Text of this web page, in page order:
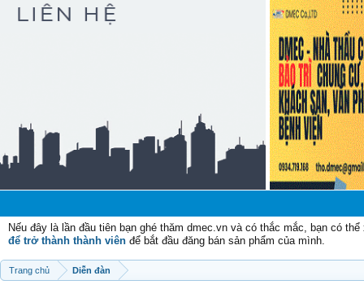
Nếu đây là lần đầu tiên bạn ghé thăm dmec.vn và có thắc mắc, bạn có
để trở thành thành viên để bắt đầu đăng bán sản phẩm của mình.
Trang chủ Diễn đàn